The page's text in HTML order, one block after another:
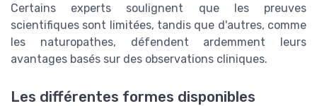
Certains experts soulignent que les preuves
scientifiques sont limitées, tandis que d'autres, comme
les naturopathes, défendent ardemment leurs
avantages basés sur des observations cliniques.
Les différentes formes disponibles